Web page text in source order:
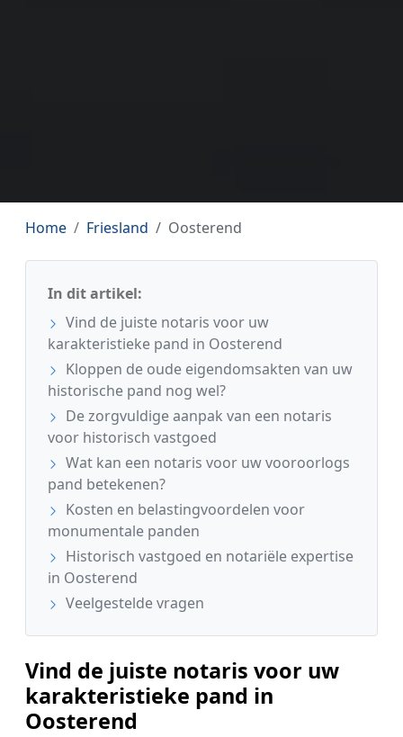
Home Friesland Oosterend
In dit artikel:
Vind de juiste notaris voor uw
karakteristieke pand in Oosterend
Kloppen de oude eigendomsakten van uw
historische pand nog wel?
De zorgvuldige aanpak van een notaris
voor historisch vastgoed
Wat kan een notaris voor uw vooroorlogs
pand betekenen?
Kosten en belastingvoordelen voor
monumentale panden
Historisch vastgoed en notariële expertise
in Oosterend
Veelgestelde vragen
Vind de juiste notaris voor uw
karakteristieke pand in
Oosterend